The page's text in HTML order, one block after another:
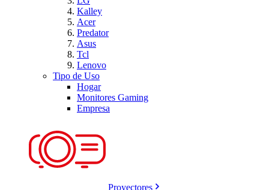
Kalley
Acer
Predator
Asus
Tcl
Lenovo
Tipo de Uso
Hogar
Monitores Gaming
Empresa
Proyectores